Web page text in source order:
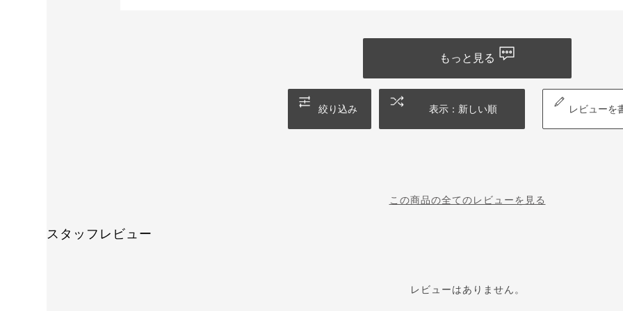
もっと見る
絞り込み 表示：新しい順 レビューを
この商品の全てのレビューを見る
スタッフレビュー
レビューはありません。